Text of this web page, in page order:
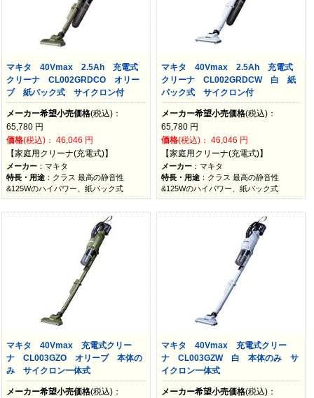
マキタ 40Vmax 2.5Ah 充電式
クリーナ CL002GRDCO オリー
ブ 紙パック式 サイクロン付
メーカー希望小売価格(税込)：
65,780 円
価格(税込)：46,046 円
【家庭用クリーナ(充電式)】
メーカー ：マキタ
特長・用途 ：クラス 最高の静音性
&125Wのハイパワー、紙パック式
マキタ 40Vmax 2.5Ah 充電式
クリーナ CL002GRDCW 白 紙
パック式 サイクロン付
メーカー希望小売価格(税込)：
65,780 円
価格(税込)：46,046 円
【家庭用クリーナ(充電式)】
メーカー ：マキタ
特長・用途 ：クラス 最高の静音性
&125Wのハイパワー、紙パック式
マキタ 40Vmax 充電式クリー
ナ CL003GZO オリーブ 本体の
み サイクロン一体式
メーカー希望小売価格(税込)：
マキタ 40Vmax 充電式クリー
ナ CL003GZW 白 本体のみ サ
イクロン一体式
メーカー希望小売価格(税込)：